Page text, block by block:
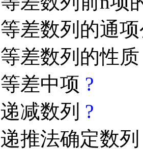
等差数列的通
等差数列的性
等差中项 ?
递减数列 ?
递推法确定数